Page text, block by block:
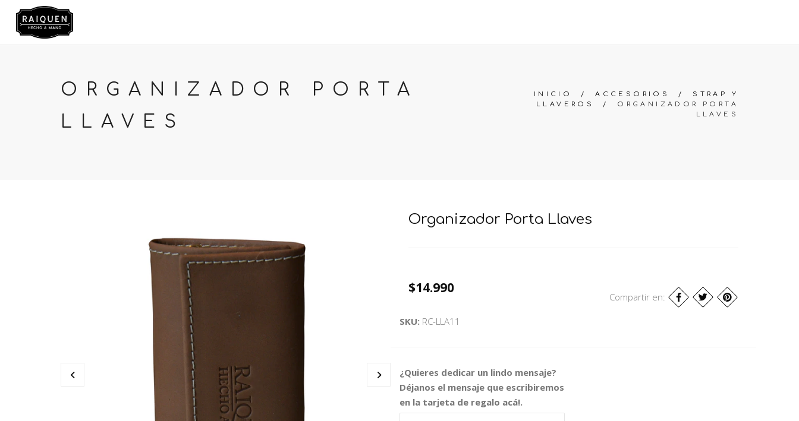
ORGANIZADOR PORTA
LLAVES
INICIO /ACCESORIOS / STRAP Y
LLAVEROS
/ ORGANIZADOR PORTA
LLAVES
Organizador Porta Llaves
$14.990
Compartir en:
SKU: RC-LLA11
¿Quieres dedicar un lindo mensaje?
Déjanos el mensaje que escribiremos
en la tarjeta de regalo acá!.